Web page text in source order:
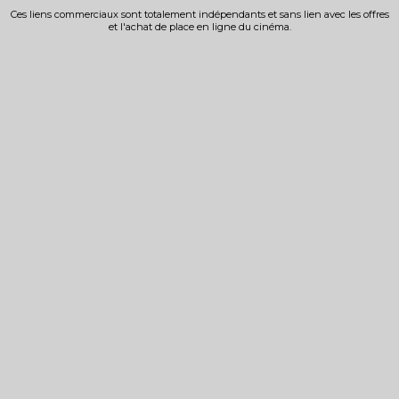
Ces liens commerciaux sont totalement indépendants et sans lien avec les offres
et l'achat de place en ligne du cinéma.